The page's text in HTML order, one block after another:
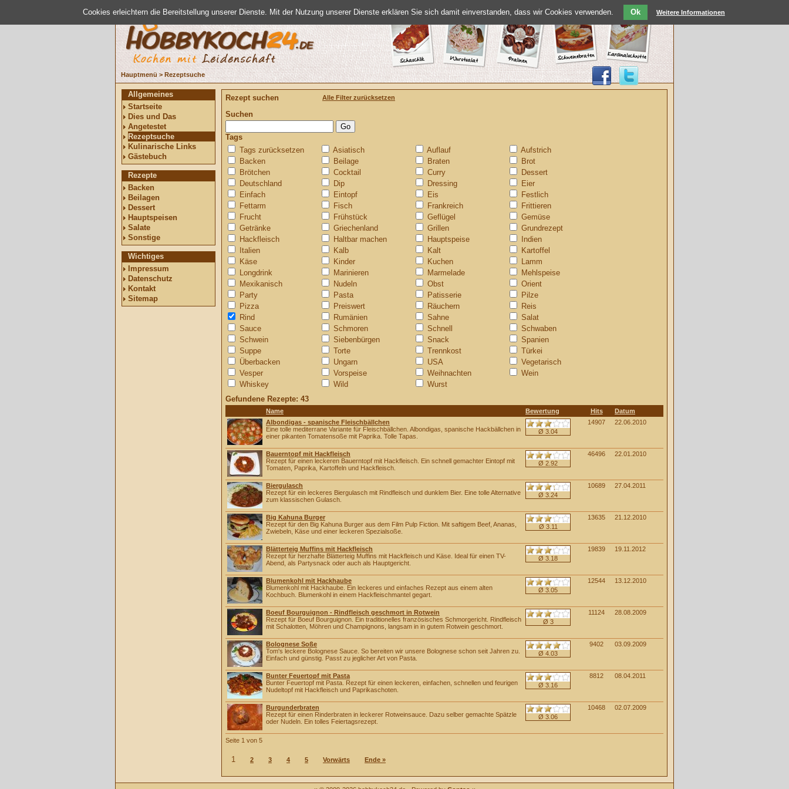
Hauptmenü > Rezeptsuche
Allgemeines
Startseite
Dies und Das
Angetestet
Rezeptsuche
Kulinarische Links
Gästebuch
Rezepte
Backen
Beilagen
Dessert
Hauptspeisen
Salate
Sonstige
Wichtiges
Impressum
Datenschutz
Kontakt
Sitemap
Rezept suchen
Suchen
Tags
Tags zurücksetzen
Asiatisch Auflauf
Aufstrich
Backen
Beilage Braten
Brot
Brötchen
Cocktail Curry
Dessert
Deutschland
Dip Dressing
Eier
Einfach
Eintopf Eis
Festlich
Fettarm
Fisch Frankreich
Frittieren
Frucht
Frühstück Geflügel
Gemüse
Getränke
Griechenland Grillen
Grundrezept
Hackfleisch
Haltbar machen Hauptspeise
Indien
Italien
Kalb Kalt
Kartoffel
Käse
Kinder Kuchen
Lamm
Longdrink
Marinieren Marmelade
Mehlspeise
Mexikanisch
Nudeln Obst
Orient
Party
Pasta Patisserie
Pilze
Pizza
Preiswert Räuchern
Reis
Rind
Rumänien Sahne
Salat
Sauce
Schmoren Schnell
Schwaben
Schwein
Siebenbürgen Snack
Spanien
Suppe
Torte Trennkost
Türkei
Überbacken
Ungarn USA
Vegetarisch
Vesper
Vorspeise Weihnachten
Wein
Whiskey
Wild Wurst
Alle Filter zurücksetzen
Gefundene Rezepte: 43
Name Bewertung Hits
Datum
Albondigas - spanische Fleischbällchen
Eine tolle mediterrane Variante für Fleischbällchen. Albondigas, spanische Hackbällchen in
einer pikanten Tomatensoße mit Paprika. Tolle Tapas.
Ø 3.04
14907 22.06.2010
Bauerntopf mit Hackfleisch
Rezept für einen leckeren Bauerntopf mit Hackfleisch. Ein schnell gemachter Eintopf mit
Tomaten, Paprika, Kartoffeln und Hackfleisch.
Ø 2.92
46496 22.01.2010
Biergulasch
Rezept für ein leckeres Biergulasch mit Rindfleisch und dunklem Bier. Eine tolle Alternative
zum klassischen Gulasch.
Ø 3.24
10689 27.04.2011
Big Kahuna Burger
Rezept für den Big Kahuna Burger aus dem Film Pulp Fiction. Mit saftigem Beef, Ananas,
Zwiebeln, Käse und einer leckeren Spezialsoße.
Ø 3.11
13635 21.12.2010
Blätterteig Muffins mit Hackfleisch
Rezept für herzhafte Blätterteig Muffins mit Hackfleisch und Käse. Ideal für einen TV-
Abend, als Partysnack oder auch als Hauptgericht.
Ø 3.18
19839 19.11.2012
Blumenkohl mit Hackhaube
Blumenkohl mit Hackhaube. Ein leckeres und einfaches Rezept aus einem alten
Kochbuch. Blumenkohl in einem Hackfleischmantel gegart.
Ø 3.05
12544 13.12.2010
Boeuf Bourguignon - Rindfleisch geschmort in Rotwein
Rezept für Boeuf Bourguignon. Ein traditionelles französisches Schmorgericht. Rindfleisch
mit Schalotten, Möhren und Champignons, langsam in in gutem Rotwein geschmort.
Ø 3
11124 28.08.2009
Bolognese Soße
Tom's leckere Bolognese Sauce. So bereiten wir unsere Bolognese schon seit Jahren zu.
Einfach und günstig. Passt zu jeglicher Art von Pasta.
Ø 4.03
9402 03.09.2009
Bunter Feuertopf mit Pasta
Bunter Feuertopf mit Pasta. Rezept für einen leckeren, einfachen, schnellen und feurigen
Nudeltopf mit Hackfleisch und Paprikaschoten.
Ø 3.16
8812 08.04.2011
Burgunderbraten
Rezept für einen Rinderbraten in leckerer Rotweinsauce. Dazu selber gemachte Spätzle
oder Nudeln. Ein tolles Feiertagsrezept.
Ø 3.06
10468 02.07.2009
Seite 1 von 5
1 2 3 4 5 Vorwärts Ende »
Cookies erleichtern die Bereitstellung unserer Dienste. Mit der Nutzung unserer Dienste erklären Sie sich damit einverstanden, dass wir Cookies verwenden. Ok Weitere Informationen